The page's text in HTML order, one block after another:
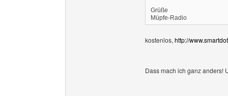
Grüße
Müpfe-Radio
kostenlos, http://
Dass mach ich ganz anders!